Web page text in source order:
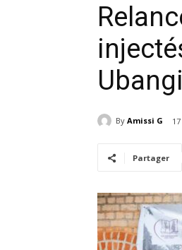
Ubangi
By Amissi G
Partager